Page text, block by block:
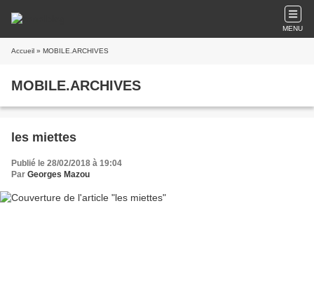
MENU
Accueil » MOBILE.ARCHIVES
MOBILE.ARCHIVES
les miettes
Publié le 28/02/2018 à 19:04
Par Georges Mazou